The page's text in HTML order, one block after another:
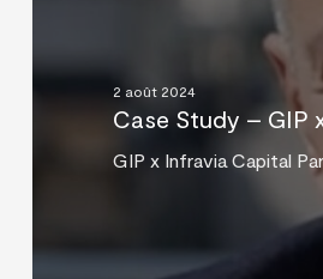
2 août 2024
Case Study – GIP
GIP x Infravia Capital